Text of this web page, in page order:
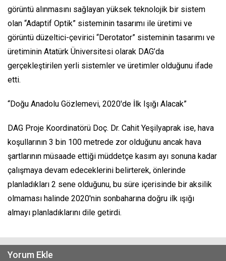
görüntü alınmasını sağlayan yüksek teknolojik bir sistem
olan “Adaptif Optik” sisteminin tasarımı ile üretimi ve
görüntü düzeltici-çevirici “Derotator” sisteminin tasarımı ve
üretiminin Atatürk Üniversitesi olarak DAG’da
gerçekleştirilen yerli sistemler ve üretimler olduğunu ifade
etti.
“Doğu Anadolu Gözlemevi, 2020'de İlk Işığı Alacak”
DAG Proje Koordinatörü Doç. Dr. Cahit Yeşilyaprak ise, hava
koşullarının 3 bin 100 metrede zor olduğunu ancak hava
şartlarının müsaade ettiği müddetçe kasım ayı sonuna kadar
çalışmaya devam edeceklerini belirterek, önlerinde
planladıkları 2 sene olduğunu, bu süre içerisinde bir aksilik
olmaması halinde 2020'nin sonbaharına doğru ilk ışığı
almayı planladıklarını dile getirdi.
Yorum Ekle